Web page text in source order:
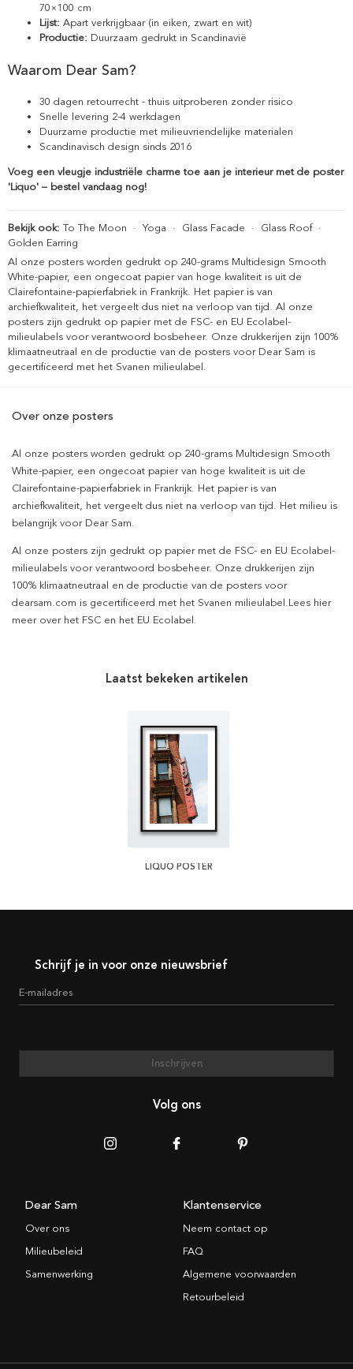
70×100 cm
Lijst: Apart verkrijgbaar (in eiken, zwart en wit)
Productie: Duurzaam gedrukt in Scandinavië
Waarom Dear Sam?
30 dagen retourrecht - thuis uitproberen zonder risico
Snelle levering 2-4 werkdagen
Duurzame productie met milieuvriendelijke materialen
Scandinavisch design sinds 2016
Voeg een vleugje industriële charme toe aan je interieur met de poster
'Liquo' – bestel vandaag nog!
Bekijk ook: To The Moon ·Yoga · Glass Facade · Glass Roof·
Golden Earring
Al onze posters worden gedrukt op 240-grams Multidesign Smooth
White-papier, een ongecoat papier van hoge kwaliteit is uit de
Clairefontaine-papierfabriek in Frankrijk. Het papier is van
archiefkwaliteit, het vergeelt dus niet na verloop van tijd. Al onze
posters zijn gedrukt op papier met de FSC- en EU Ecolabel-
milieulabels voor verantwoord bosbeheer. Onze drukkerijen zijn 100%
klimaatneutraal en de productie van de posters voor Dear Sam is
gecertificeerd met het Svanen milieulabel.
Over onze posters
Al onze posters worden gedrukt op 240-grams Multidesign Smooth
White-papier, een ongecoat papier van hoge kwaliteit is uit de
Clairefontaine-papierfabriek in Frankrijk. Het papier is van
archiefkwaliteit, het vergeelt dus niet na verloop van tijd. Het milieu is
belangrijk voor Dear Sam.
Al onze posters zijn gedrukt op papier met de FSC- en EU Ecolabel-
milieulabels voor verantwoord bosbeheer. Onze drukkerijen zijn
100% klimaatneutraal en de productie van de posters voor
dearsam.com is gecertificeerd met het Svanen milieulabel.Lees hier
meer over het FSC en het EU Ecolabel.
Laatst bekeken artikelen
LIQUO POSTER
Schrijf je in voor onze nieuwsbrief
E-mailadres
Inschrijven
Volg ons
Dear Sam
Over ons
Milieubeleid
Samenwerking
Klantenservice
Neem contact op
FAQ
Algemene voorwaarden
Retourbeleid